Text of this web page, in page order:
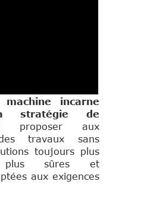
incarne
stratégie de
proposer aux
travaux sans
toujours plus
plus sûres et
aux exigences